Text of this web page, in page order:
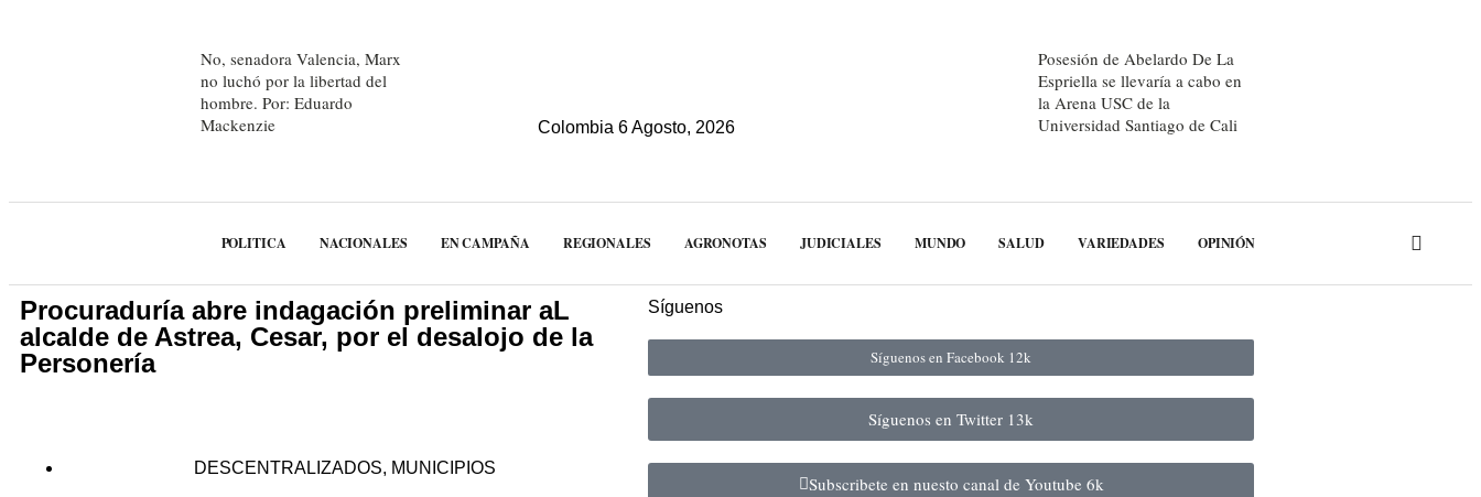
No, senadora Valencia, Marx
no luchó por la libertad del
hombre. Por: Eduardo
Mackenzie
Colombia 6 Agosto, 2026
Posesión de Abelardo De La
Espriella se llevaría a cabo en
la Arena USC de la
Universidad Santiago de Cali
POLITICA NACIONALES EN CAMPAÑA REGIONALES AGRONOTAS JUDICIALES MUNDO SALUD VARIEDADES OPINIÓN
Procuraduría abre indagación preliminar aL
alcalde de Astrea, Cesar, por el desalojo de la
Personería
DESCENTRALIZADOS, MUNICIPIOS
Síguenos
Síguenos en Facebook 12k
Síguenos en Twitter 13k
Subscribete en nuesto canal de Youtube 6k